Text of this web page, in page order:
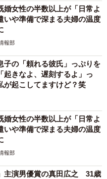
5/8
：ふみさん）
婚女性の半数以上が「日常よ
や準備で深まる夫婦の温度
報部
子の「頼れる彼氏」っぷりを
きなよ、遅刻するよ」っ
起こしてますけど？笑
婚女性の半数以上が「日常よ
や準備で深まる夫婦の温度
報部
主演男優賞の真田広之 31歳